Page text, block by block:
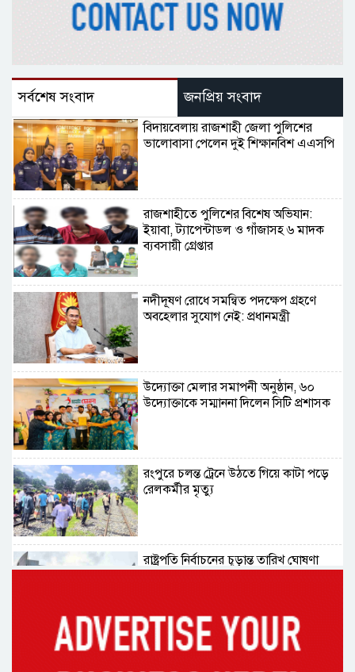
সর্বশেষ সংবাদ জনপ্রিয় সংবাদ
বিদায়বেলায় রাজশাহী জেলা পুলিশের
ভালোবাসা পেলেন দুই শিক্ষানবিশ এএসপি
রাজশাহীতে পুলিশের বিশেষ অভিযান:
ইয়াবা, ট্যাপেন্টাডল ও গাঁজাসহ ৬ মাদক
ব্যবসায়ী গ্রেপ্তার
নদীদূষণ রোধে সমন্বিত পদক্ষেপ গ্রহণে
অবহেলার সুযোগ নেই: প্রধানমন্ত্রী
উদ্যোক্তা মেলার সমাপনী অনুষ্ঠান, ৬০
উদ্যোক্তাকে সম্মাননা দিলেন সিটি প্রশাসক
রংপুরে চলন্ত ট্রেনে উঠতে গিয়ে কাটা পড়ে
রেলকর্মীর মৃত্যু
রাষ্ট্রপতি নির্বাচনের চূড়ান্ত তারিখ ঘোষণা
সাভারের রাজপথে রক্তের দাগ, স্মৃতিতে